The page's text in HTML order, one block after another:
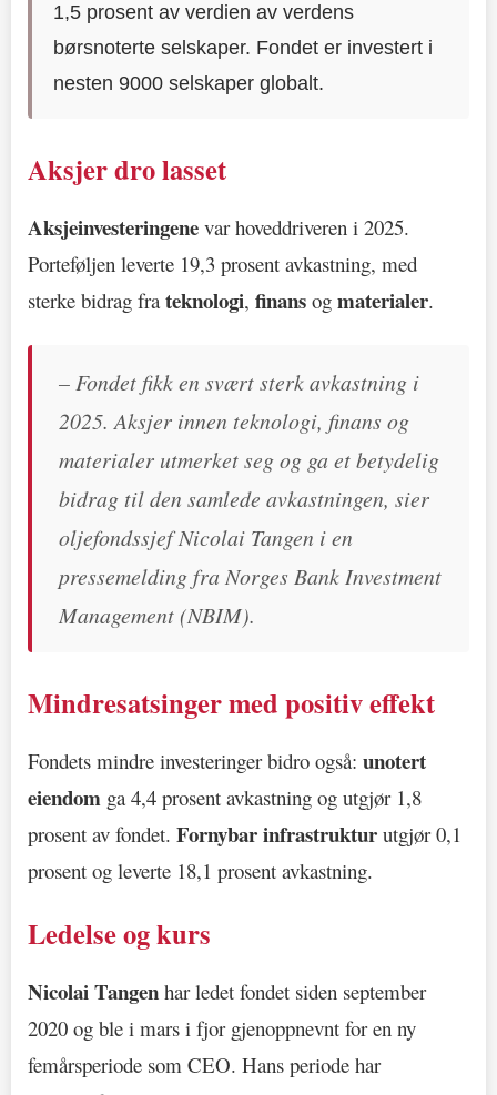
1,5 prosent av verdien av verdens
børsnoterte selskaper. Fondet er investert i
nesten 9000 selskaper globalt.
Aksjer dro lasset
Aksjeinvesteringene var hoveddriveren i 2025.
Porteføljen leverte 19,3 prosent avkastning, med
sterke bidrag frateknologi, finans og materialer.
– Fondet fikk en svært sterk avkastning i
2025. Aksjer innen teknologi, finans og
materialer utmerket seg og ga et betydelig
bidrag til den samlede avkastningen, sier
oljefondssjef Nicolai Tangen i en
pressemelding fra Norges Bank Investment
Management (NBIM).
Mindresatsinger med positiv effekt
Fondets mindre investeringer bidro også: unotert
eiendom ga 4,4 prosent avkastning og utgjør 1,8
prosent av fondet. Fornybar infrastruktur utgjør 0,1
prosent og leverte 18,1 prosent avkastning.
Ledelse og kurs
Nicolai Tangen har ledet fondet siden september
2020 og ble i mars i fjor gjenoppnevnt for en ny
femårsperiode som CEO. Hans periode har